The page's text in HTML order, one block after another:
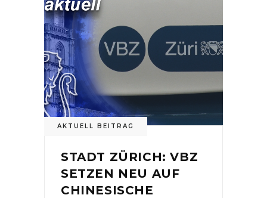
AKTUELL BEITRAG
STADT ZÜRICH: VBZ
SETZEN NEU AUF
CHINESISCHE